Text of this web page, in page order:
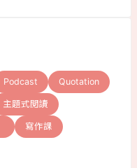
Podcast Quotation
主題式閱讀
寫作課